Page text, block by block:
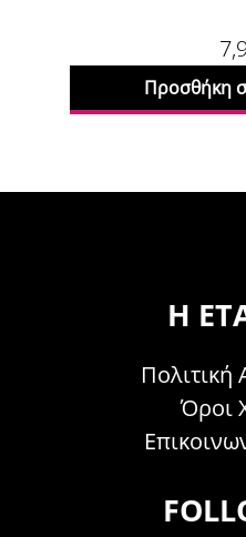
Προσθήκη στο καλάθι
Η
Όροι